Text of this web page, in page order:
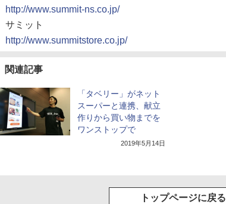
http://www.summit-ns.co.jp/
サミット
http://www.summitstore.co.jp/
関連記事
「タベリー」がネット
スーパーと連携、献立
作りから買い物までを
ワンストップで
2019年5月14日
トップページに戻る